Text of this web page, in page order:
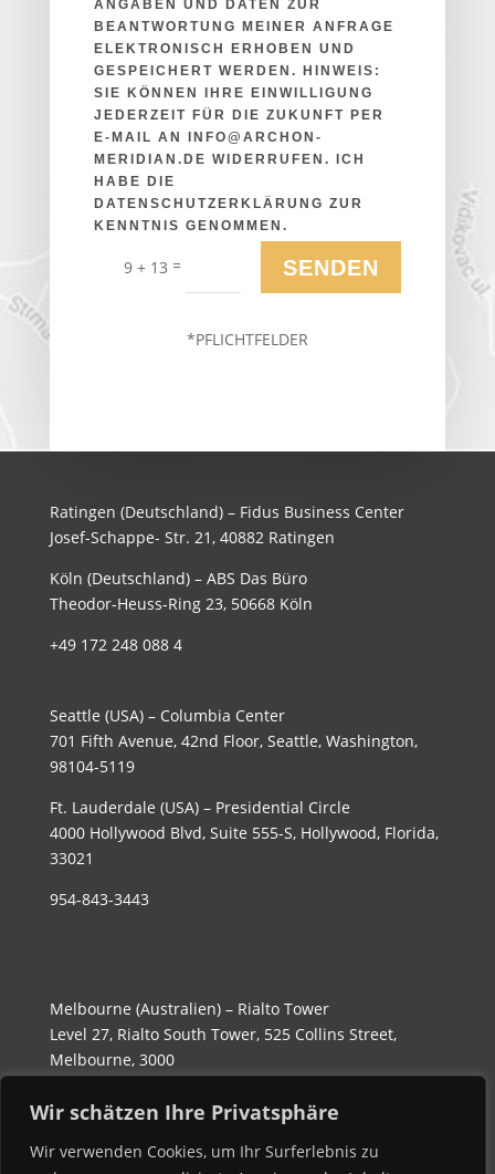
Wir schätzen Ihre Privatsphäre
Wir verwenden Cookies, um Ihr Surferlebnis zu
ANGABEN UND DATEN ZUR
BEANTWORTUNG MEINER ANFRAGE
ELEKTRONISCH ERHOBEN UND
GESPEICHERT WERDEN. HINWEIS:
SIE KÖNNEN IHRE EINWILLIGUNG
JEDERZEIT FÜR DIE ZUKUNFT PER
E-MAIL AN INFO@ARCHON-
MERIDIAN.DE WIDERRUFEN. ICH
HABE DIE
DATENSCHUTZERKLÄRUNG ZUR
KENNTNIS GENOMMEN.
9 + 13 = SENDEN
*PFLICHTFELDER
Ratingen (Deutschland) – Fidus Business Center
Josef-Schappe- Str. 21, 40882 Ratingen
Köln (Deutschland) – ABS Das Büro
Theodor-Heuss-Ring 23, 50668 Köln
+49 172 248 088 4
Seattle (USA) – Columbia Center
701 Fifth Avenue, 42nd Floor, Seattle, Washington,
98104-5119
Ft. Lauderdale (USA) – Presidential Circle
4000 Hollywood Blvd, Suite 555-S, Hollywood, Florida,
33021
954-843-3443
Melbourne (Australien) – Rialto Tower
Level 27, Rialto South Tower, 525 Collins Street,
Melbourne, 3000
(03) 90169760